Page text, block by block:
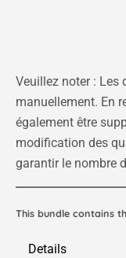
Veuillez noter : Les
manuellement. En
également être
modification des
garantir le nombre
This bundle contains
Details